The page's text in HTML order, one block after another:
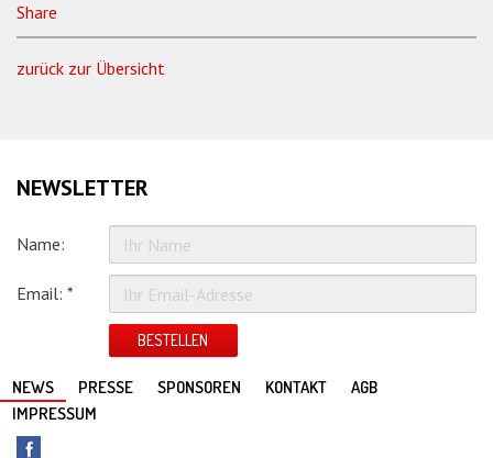
Share
zurück zur Übersicht
NEWSLETTER
Name:
Email: *
BESTELLEN
NEWS PRESSE SPONSOREN KONTAKT
AGB
IMPRESSUM